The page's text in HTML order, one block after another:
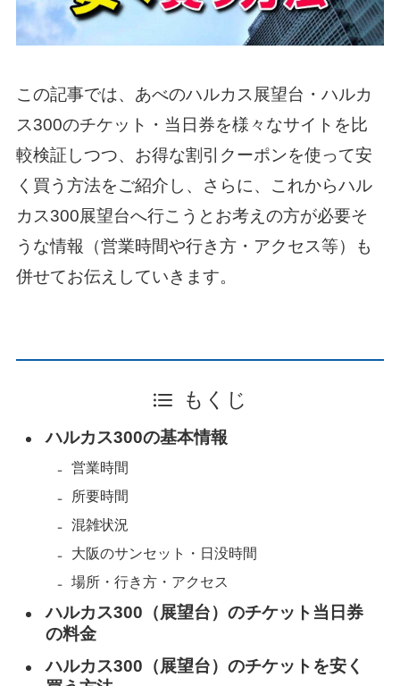
この記事では、あべのハルカス展望台・ハルカ
ス300のチケット・当日券を様々なサイトを比
較検証しつつ、お得な割引クーポンを使って安
く買う方法をご紹介し、さらに、これからハル
カス300展望台へ行こうとお考えの方が必要そ
うな情報（営業時間や行き方・アクセス等）も
併せてお伝えしていきます。
もくじ
ハルカス300の基本情報
営業時間
所要時間
混雑状況
大阪のサンセット・日没時間
場所・行き方・アクセス
ハルカス300（展望台）のチケット当日券
の料金
ハルカス300（展望台）のチケットを安く